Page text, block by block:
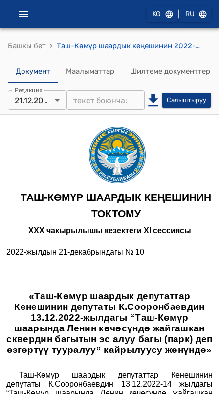
KG RU
Башкы бет › Таш-Көмүр шаардык кеңешинин 2022-жылдын 21-декабрындагы № 10 «Таш-Көмүр шаардык депутаттар Кенешинин депутаты К.Сооронбаевдин 13.12.2022-жылдагы “Таш-Көмүр шаарында Ленин көчөсүндө жайгашкан сквердин багытын эс алуу багы (парк) деп өзгөртүү тууралуу” кайрылуусу жөнүндө» токтому
Документ Маалыматтар Шилтеме документтер
Редакция
21.12.2020 Салыштыруу